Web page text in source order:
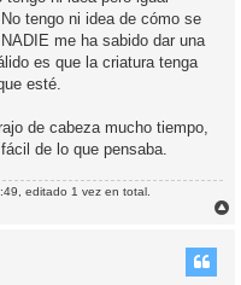
tengo ni idea de cómo se
me ha sabido dar una
es que la criatura tenga
esté.
de cabeza mucho tiempo,
de lo que pensaba.
editado 1 vez en total.